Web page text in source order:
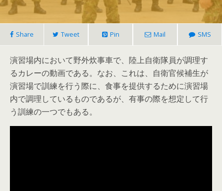
Share Tweet Pin Mail SMS
演習場内において野外炊事車で、陸上自衛隊員が調理す
るカレーの動画である。なお、これは、自衛官候補生が
演習場で訓練を行う際に、食事を提供するために演習場
内で調理しているものであるが、有事の際を想定して行
う訓練の一つでもある。